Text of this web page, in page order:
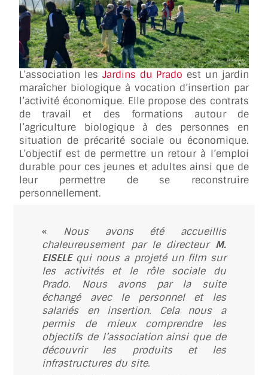
L’association les Jardins du Prado est un jardin
maraîcher biologique à vocation d’insertion par
l’activité économique. Elle propose des contrats
de travail et des formations autour de
l’agriculture biologique à des personnes en
situation de précarité sociale ou économique.
L’objectif est de permettre un retour à l’emploi
durable pour ces jeunes et adultes ainsi que de
leur permettre de se reconstruire
personnellement.
« Nous avons été accueillis
chaleureusement par le directeur M.
EISELEqui nous a projeté un film sur
les activités et le rôle sociale du
Prado. Nous avons par la suite
échangé avec le personnel et les
salariés en insertion. Cela nous a
permis de mieux comprendre les
objectifs de l’association ainsi que de
découvrir les produits et les
infrastructures du site.